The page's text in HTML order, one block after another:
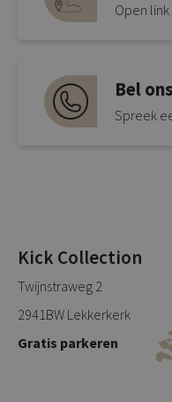
Open
Bel
Spreek
Kick Collection
Twijnstraweg 2
2941BW Lekkerkerk
Gratis parkeren